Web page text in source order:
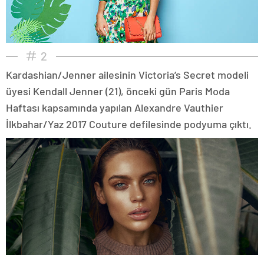
2
Kardashian/Jenner ailesinin Victoria’s Secret modeli
üyesi Kendall Jenner (21), önceki gün Paris Moda
Haftası kapsamında yapılan Alexandre Vauthier
İlkbahar/Yaz 2017 Couture defilesinde podyuma çıktı.